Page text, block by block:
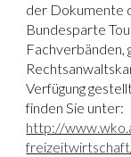
der Dokumente
Bundesparte
Fachverbänden,
Verfügung
finden Sie unter:
http://